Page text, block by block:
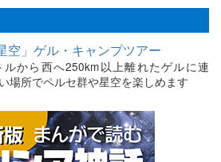
空」ゲル・キャンプツアー
ルから西へ250km以上離れたゲルに連
場所でペルセ群や星空を楽しめます